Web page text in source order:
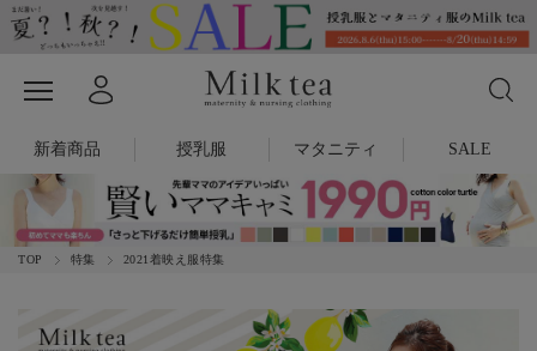
新着商品 授乳服 マタニティ SALE
TOP 特集 2021着映え服特集